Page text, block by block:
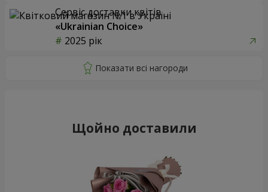
Сервіс доставки квітів
«Ukrainian Choice»
2025 рік
Щойно доставили